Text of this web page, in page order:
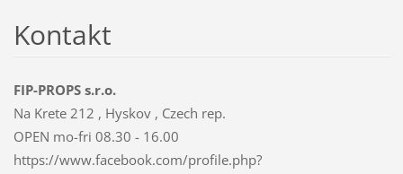
Kontakt
FIP-PROPS s.r.o.
Na Krete 212 , Hyskov , Czech rep.
OPEN mo-fri 08.30 - 16.00
https://www.facebook.com/profile.php?